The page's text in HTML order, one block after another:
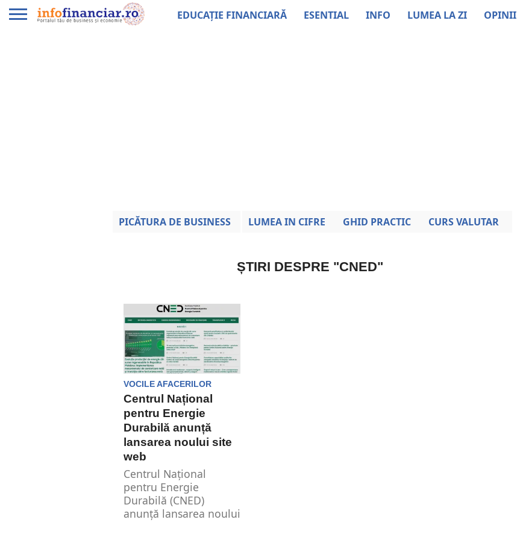
EDUCAȚIE FINANCIARĂ ESENTIAL INFO LUMEA LA ZI OPINII
PICĂTURA DE BUSINESS LUMEA IN CIFRE GHID PRACTIC CURS VALUTAR
ȘTIRI DESPRE "CNED"
VOCILE AFACERILOR
Centrul Național
pentru Energie
Durabilă anunță
lansarea noului site
web
Centrul Național
pentru Energie
Durabilă (CNED)
anunță lansarea noului